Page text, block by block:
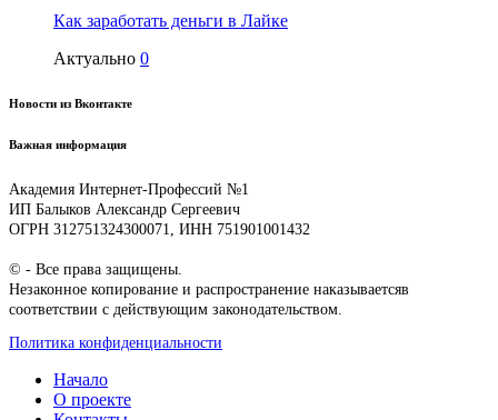
Как заработать деньги в Лайке
Актуально 0
Новости из Вконтакте
Важная информация
Академия Интернет-Профессий №1
ИП Балыков Александр Сергеевич
ОГРН 312751324300071, ИНН 751901001432
© - Все права защищены.
Незаконное копирование и распространение наказываетсяв
соответствии с действующим законодательством.
Политика конфиденциальности
Начало
О проекте